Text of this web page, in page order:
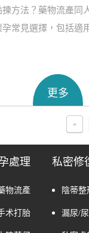
方法？藥物流產同
常見選擇，包括適
更多
«
處理
物流產
术打胎
私密修
陰蒂整
漏尿/